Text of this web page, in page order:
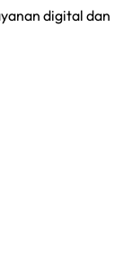
digital dan